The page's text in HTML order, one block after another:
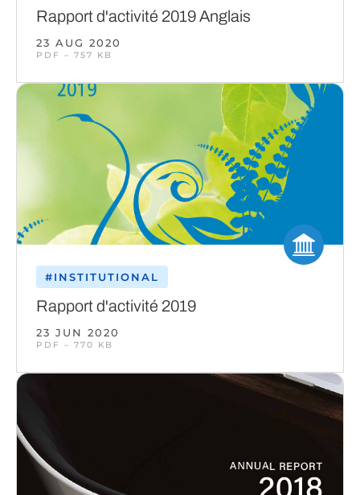
Rapport d'activité 2019 Anglais
23 AUG 2020
PDF – 757 KB
#INSTITUTIONAL
Rapport d'activité 2019
23 JUN 2020
PDF – 770 KB